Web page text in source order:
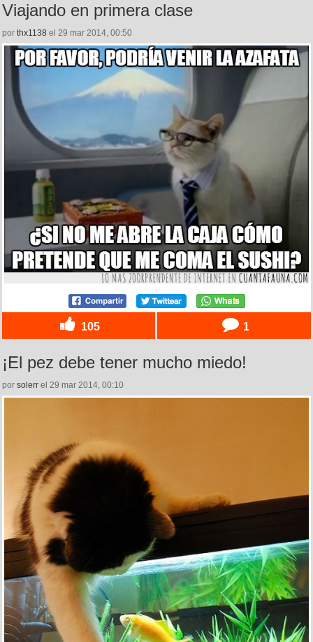
Viajando en primera clase
por thx1138 el 29 mar 2014, 00:50
105 1
¡El pez debe tener mucho miedo!
por solerr el 29 mar 2014, 00:10